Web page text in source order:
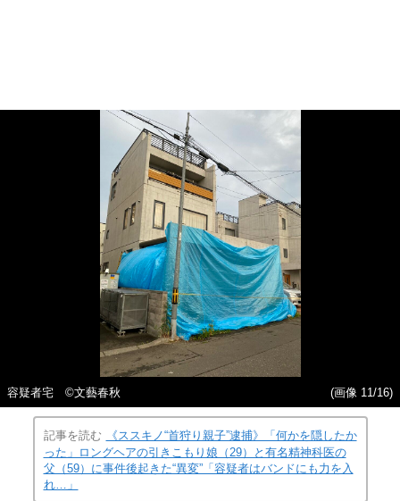
容疑者宅 ©文藝春秋 (画像 11/16)
記事を読む
《ススキノ“首狩り親子”逮捕》「何かを隠したか
った」ロングヘアの引きこもり娘（29）と有名精神科医の
父（59）に事件後起きた“異変”「容疑者はバンドにも力を入
れ…」